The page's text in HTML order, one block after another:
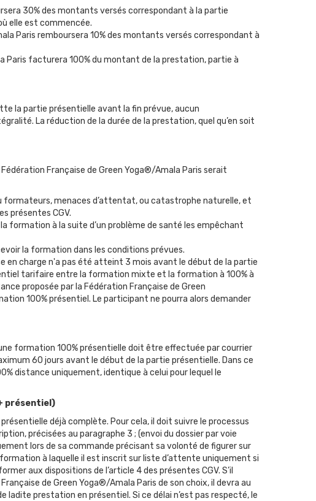
30% des montants versés correspondant à la partie
elle est commencée.
Paris remboursera 10% des montants versés correspondant à
Paris facturera 100% du montant de la prestation, partie à
la partie présentielle avant la fin prévue, aucun
La réduction de la durée de la prestation, quel qu’en soit
Française de Green Yoga®/Amala Paris serait
formateurs, menaces d’attentat, ou catastrophe naturelle, et
présentes CGV.
à la suite d’un problème de santé les empêchant
la formation dans les conditions prévues.
en charge n'a pas été atteint 3 mois avant le début de la partie
tarifaire entre la formation mixte et la formation à 100% à
proposée par la Fédération Française de Green
100% présentiel. Le participant ne pourra alors demander
formation 100% présentielle doit être effectuée par courrier
60 jours avant le début de la partie présentielle. Dans ce
distance uniquement, identique à celui pour lequel le
présentiel)
déjà complète. Pour cela, il doit suivre le processus
précisées au paragraphe 3 ; (envoi du dossier par voie
lors de sa commande précisant sa volonté de figurer sur
à laquelle il est inscrit sur liste d’attente uniquement si
aux dispositions de l’article 4 des présentes CGV. S’il
de Green Yoga®/Amala Paris de son choix, il devra au
prestation en présentiel. Si ce délai n’est pas respecté, le